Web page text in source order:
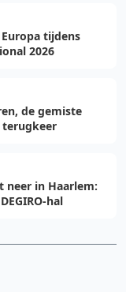
tijdens
2026
de gemiste
terugkeer
in Haarlem:
hal